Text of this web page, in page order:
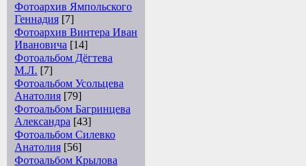
Фотоархив Ямпольского
Геннадия [7]
Фотоархив Винтера Иван
Ивановича [14]
Фотоальбом Дёгтева
М.Л. [7]
Фотоальбом Усольцева
Анатолия [79]
Фотоальбом Багринцева
Александра [43]
Фотоальбом Силевко
Анатолия [56]
Фотоальбом Крылова